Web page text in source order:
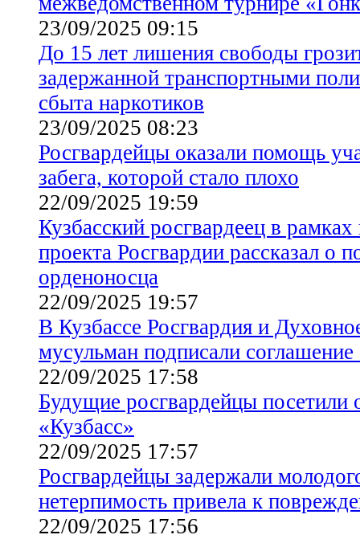
23/09/2025 09:15
До 15 лет лишения свободы
задержанной транспортными
сбыта наркотиков
23/09/2025 08:23
Росгвардейцы оказали помощь
забега, которой стало плохо
22/09/2025 19:59
Кузбасский росгвардеец в рамках
проекта Росгвардии рассказал о
орденоносца
22/09/2025 19:57
В Кузбассе Росгвардия и
мусульман подписали соглашение
22/09/2025 17:58
Будущие росгвардейцы посетили
«Кузбасс»
22/09/2025 17:57
Росгвардейцы задержали
нетерпимость привела к
22/09/2025 17:56